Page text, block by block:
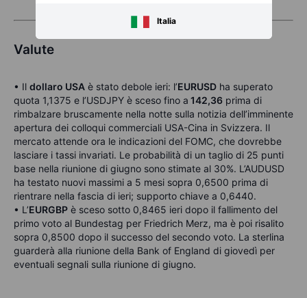
Italia
Valute
• Il dollaro USA è stato debole ieri: l’EURUSD ha superato
quota 1,1375 e l’USDJPY è sceso fino a 142,36 prima di
rimbalzare bruscamente nella notte sulla notizia dell’imminente
apertura dei colloqui commerciali USA-Cina in Svizzera. Il
mercato attende ora le indicazioni del FOMC, che dovrebbe
lasciare i tassi invariati. Le probabilità di un taglio di 25 punti
base nella riunione di giugno sono stimate al 30%. L’AUDUSD
ha testato nuovi massimi a 5 mesi sopra 0,6500 prima di
rientrare nella fascia di ieri; supporto chiave a 0,6440.
• L’EURGBP è sceso sotto 0,8465 ieri dopo il fallimento del
primo voto al Bundestag per Friedrich Merz, ma è poi risalito
sopra 0,8500 dopo il successo del secondo voto. La sterlina
guarderà alla riunione della Bank of England di giovedì per
eventuali segnali sulla riunione di giugno.